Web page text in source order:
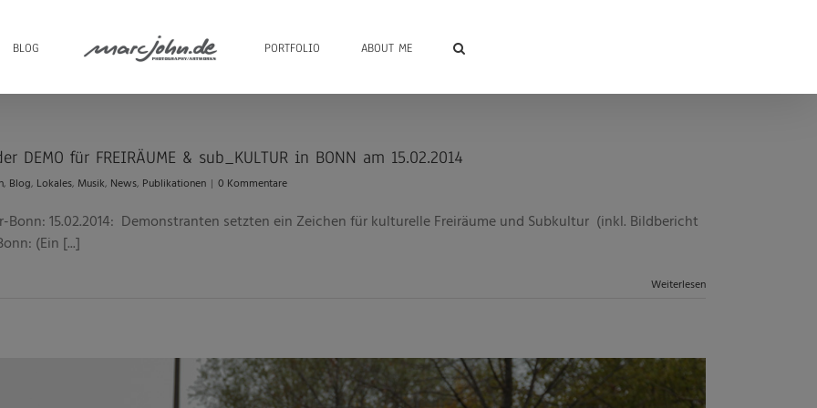
BLOG PORTFOLIO ABOUT ME
DEMO für FREIRÄUME & sub_KULTUR in BONN am 15.02.2014
, Blog, Lokales, Musik, News, Publikationen | 0 Kommentare
Bonn: 15.02.2014: Demonstranten setzten ein Zeichen für kulturelle Freiräume und Subkultur (inkl. Bildbericht
(Ein [...]
Weiterlesen